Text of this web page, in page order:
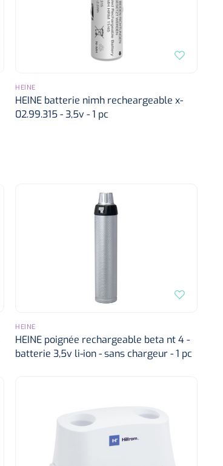
HEINE
HEINE batterie nimh recheargeable x-
02.99.315 - 3,5v - 1 pc
HEINE
HEINE poignée rechargeable beta nt 4 -
batterie 3,5v li-ion - sans chargeur - 1 pc